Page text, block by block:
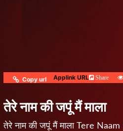
Copy url Applink URL Share
तेरे नाम की जपूं मैं माला
तेरे नाम की जपूं मैं माला Tere